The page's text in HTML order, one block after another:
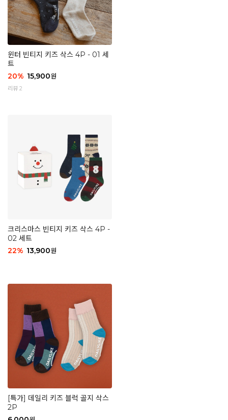
윈터 빈티지 키즈 삭스 4P - 01 세
트
20% 15,900원
리뷰 2
크리스마스 빈티지 키즈 삭스 4P -
02 세트
22% 13,900원
[특가] 데일리 키즈 블럭 골지 삭스
2P